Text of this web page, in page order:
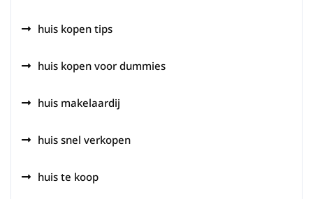
huis kopen tips
huis kopen voor dummies
huis makelaardij
huis snel verkopen
huis te koop